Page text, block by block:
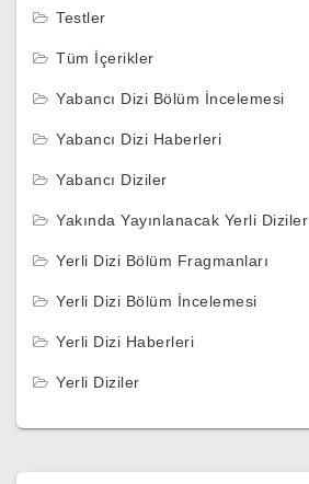
Testler
Tüm İçerikler
Yabancı Dizi Bölüm İncelemesi
Yabancı Dizi Haberleri
Yabancı Diziler
Yakında Yayınlanacak Yerli Diziler
Yerli Dizi Bölüm Fragmanları
Yerli Dizi Bölüm İncelemesi
Yerli Dizi Haberleri
Yerli Diziler